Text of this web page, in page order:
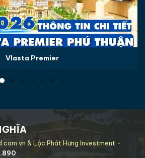
Vlasta Premier
& Lộc Phát Hưng Investment -